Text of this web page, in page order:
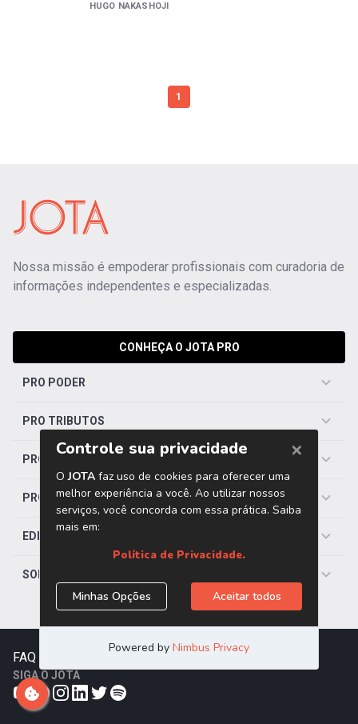
HUGO NAKASHOJI
1
Nossa missão é empoderar profissionais com curadoria de
informações independentes e especializadas.
CONHEÇA O JOTA PRO
PRO PODER
PRO TRIBUTOS
PRO TRABALHISTA
PRO SAÚDE
EDITORIAS
SOBRE O JOTA
FAQ Trabalhe Conosco
SIGA O JOTA